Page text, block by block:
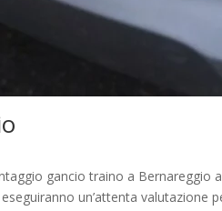
gancio traino a Bernareggio
un’attenta valutazione